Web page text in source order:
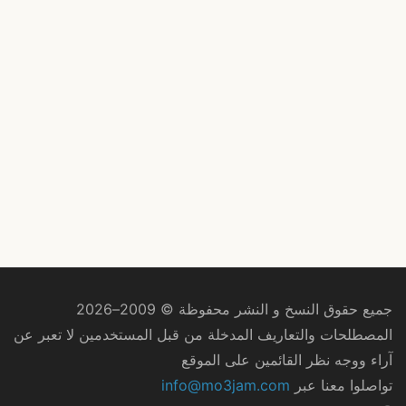
جميع حقوق النسخ و النشر محفوظة © 2009–2026
المصطلحات والتعاريف المدخلة من قبل المستخدمين لا تعبر عن
آراء ووجه نظر القائمين على الموقع
تواصلوا معنا عبر info@mo3jam.com